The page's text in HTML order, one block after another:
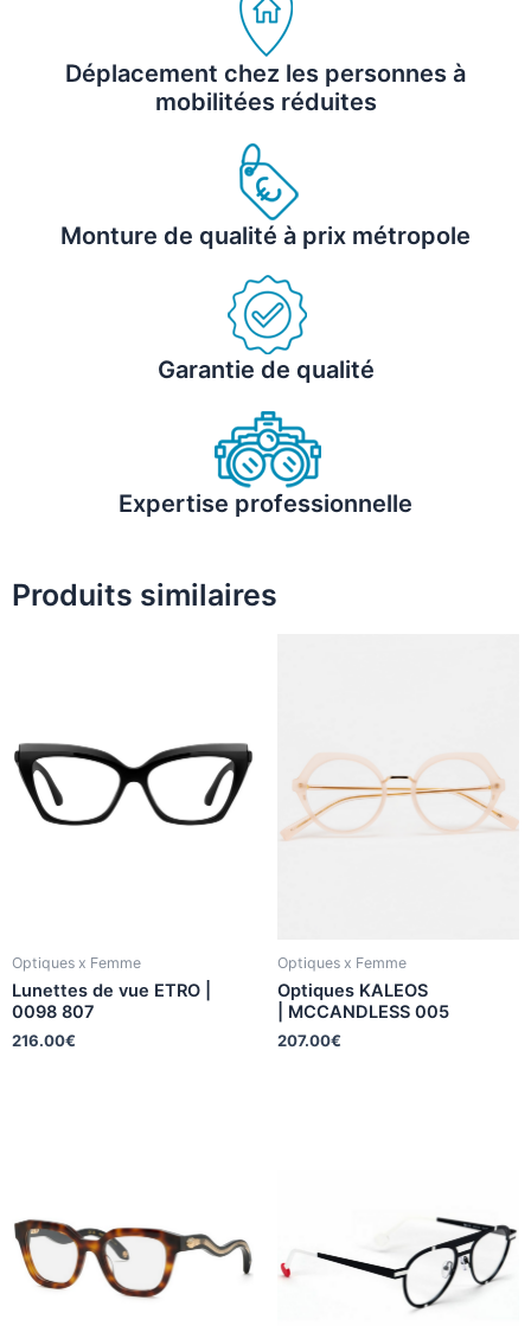
Déplacement chez les personnes à
mobilitées réduites
Monture de qualité à prix métropole
Garantie de qualité
Expertise professionnelle
Produits similaires
Optiques x Femme
Lunettes de vue ETRO |
0098 807
216.00€
Optiques x Femme
Optiques KALEOS
| MCCANDLESS 005
207.00€